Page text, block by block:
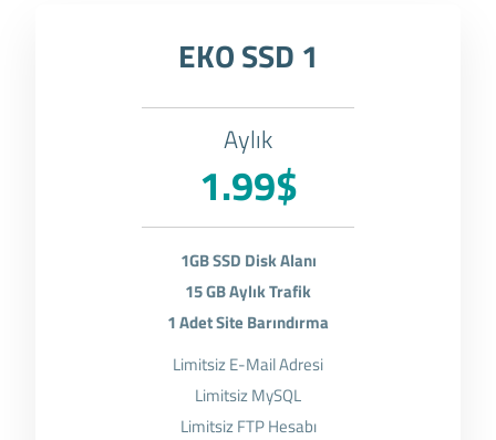
EKO SSD 1
Aylık
1.99$
1GB SSD Disk Alanı
15 GB Aylık Trafik
1 Adet Site Barındırma
Limitsiz E-Mail Adresi
Limitsiz MySQL
Limitsiz FTP Hesabı